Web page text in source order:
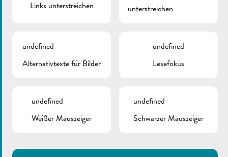
Zurück
Links unterstreichen
unterstreichen
undefined
Alternativtexte für Bilder
undefined
Lesefokus
undefined
Weißer Mauszeiger
undefined
Schwarzer Mauszeiger